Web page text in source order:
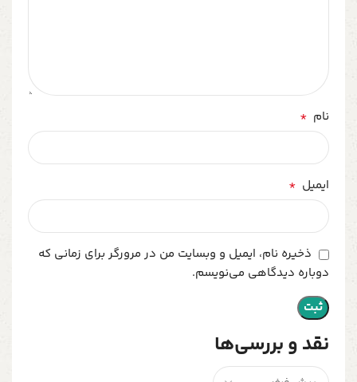
نقد و بررسی‌ها
نام *
ایمیل *
ذخیره نام، ایمیل و وبسایت من در مرورگر برای زمانی که
دوباره دیدگاهی می‌نویسم.